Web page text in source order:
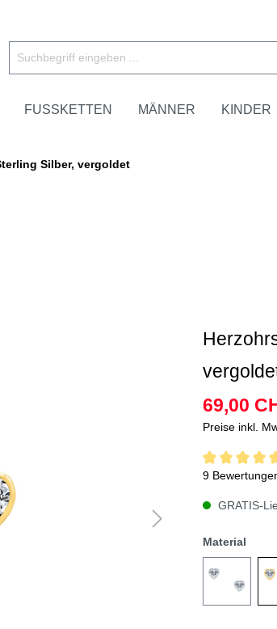
FUSSKETTEN MÄNNER KINDER
Silber, vergoldet
69,00
Preise inkl.
9
GRATIS-
Material